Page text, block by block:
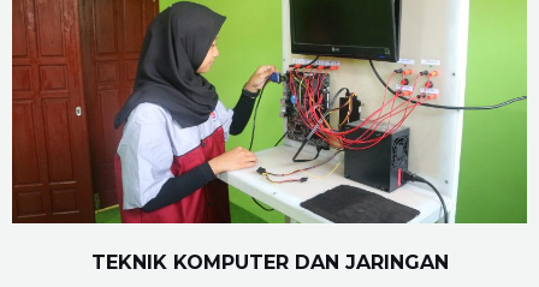
TEKNIK KOMPUTER DAN JARINGAN